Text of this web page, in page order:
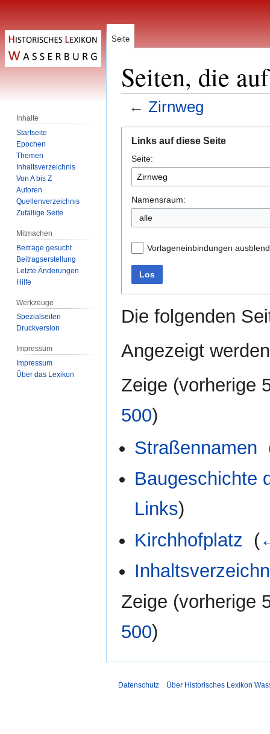
Seiten, die
← Zirnweg
Navigation
springen
Suche
springen
Links auf diese Seite
Seite:
Namensraum:
alle
Vorlageneinbindungen
Los
Die folgenden
Angezeigt
Zeige (vorherige
500)
Straßennamen
Baugeschichte
Links)
Kirchhofplatz
(
Zeige (vorherige
500)
Seite
Inhalte
Startseite
Epochen
Themen
Inhaltsverzeichnis
Von A bis Z
Autoren
Quellenverzeichnis
Zufällige Seite
Mitmachen
Beiträge gesucht
Beitragserstellung
Letzte Änderungen
Hilfe
Werkzeuge
Spezialseiten
Druckversion
Impressum
Impressum
Über das Lexikon
Datenschutz Über Historisches Lexikon